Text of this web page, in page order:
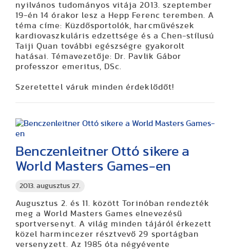
nyilvános tudományos vitája 2013. szeptember
19-én 14 órakor lesz a Hepp Ferenc teremben. A
téma címe: Küzdősportolók, harcművészek
kardiovaszkuláris edzettsége és a Chen-stílusú
Taiji Quan további egészségre gyakorolt
hatásai. Témavezetője: Dr. Pavlik Gábor
professzor emeritus, DSc.
Szeretettel váruk minden érdeklődőt!
2013. augusztus 27.
Benczenleitner Ottó sikere a
World Masters Games-en
Augusztus 2. és 11. között Torinóban rendezték
meg a World Masters Games elnevezésű
sportversenyt. A világ minden tájáról érkezett
közel harmincezer résztvevő 29 sportágban
versenyzett. Az 1985 óta négyévente